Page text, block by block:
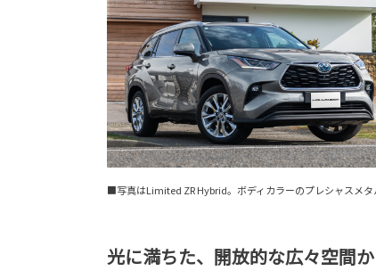
■写真はLimited ZR Hybrid。ボディカラーのプレシャスメ
光に満ちた、開放的な広々空間か